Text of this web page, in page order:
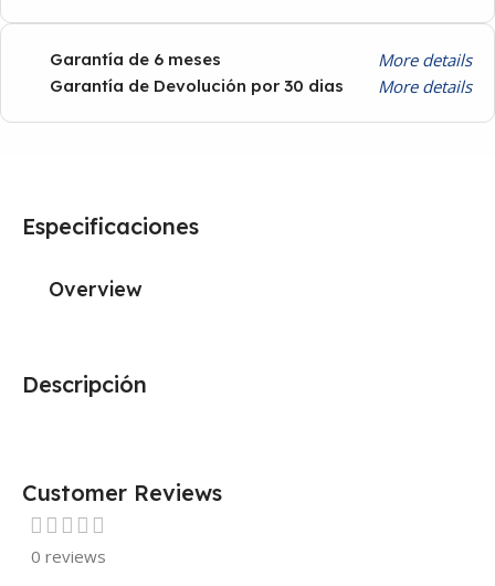
Garantía de 6 meses More details
Garantía de Devolución por 30 dias More details
Descripción
Especificaciones
Overview
Customer Reviews
0 reviews